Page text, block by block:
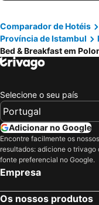
Comparador de Hotéis
Província de Istambul
Bed & Breakfast em
Selecione o seu país
Adicionar no Google
Encontre facilmente os nossos
resultados: adicione o trivago
fonte preferencial no Google.
Empresa
Os nossos produtos